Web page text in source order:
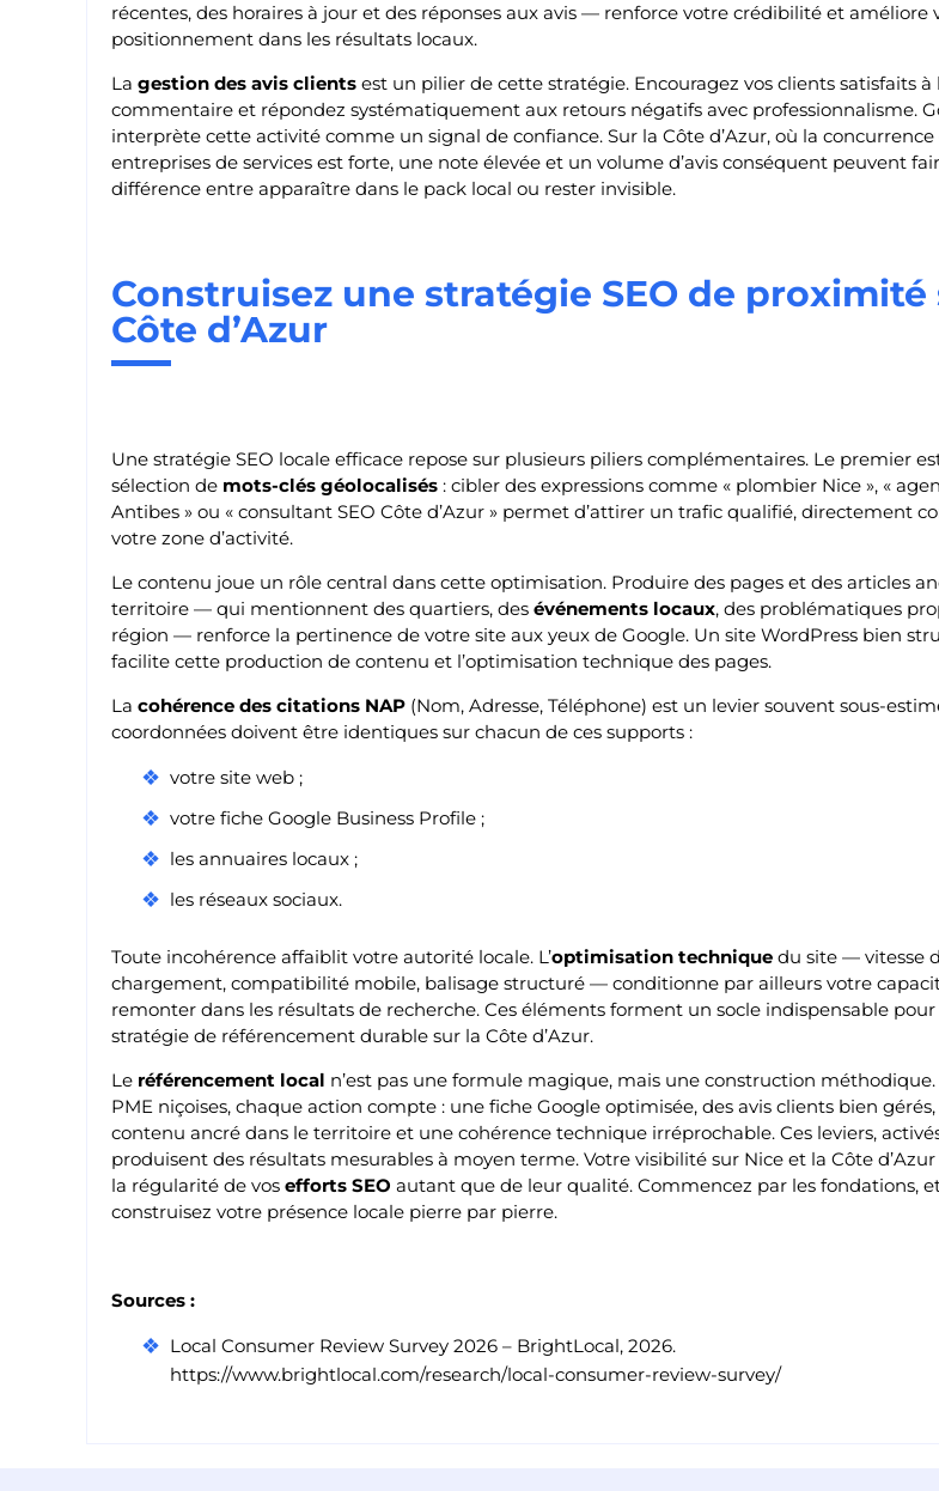
récentes, des horaires à jour et des réponses aux avis — renforce votre crédibilité et améliore
positionnement dans les résultats locaux.
La gestion des avis clients est un pilier de cette stratégie. Encouragez vos clients satisfaits à
commentaire et répondez systématiquement aux retours négatifs avec professionnalisme.
interprète cette activité comme un signal de confiance. Sur la Côte d’Azur, où la
entreprises de services est forte, une note élevée et un volume d’avis conséquent peuvent
différence entre apparaître dans le pack local ou rester invisible.
Construisez une stratégie SEO de proximité
Côte d’Azur
Une stratégie SEO locale efficace repose sur plusieurs piliers complémentaires. Le premier
sélection de mots-clés géolocalisés : cibler des expressions comme « plombier Nice », «
Antibes » ou « consultant SEO Côte d’Azur » permet d’attirer un trafic qualifié, directement
votre zone d’activité.
Le contenu joue un rôle central dans cette optimisation. Produire des pages et des articles
territoire — qui mentionnent des quartiers, des événements locaux, des problématiques
région — renforce la pertinence de votre site aux yeux de Google. Un site WordPress bien
facilite cette production de contenu et l’optimisation technique des pages.
La cohérence des citations NAP (Nom, Adresse, Téléphone) est un levier souvent sous-
coordonnées doivent être identiques sur chacun de ces supports :
votre site web ;
votre fiche Google Business Profile ;
les annuaires locaux ;
les réseaux sociaux.
Toute incohérence affaiblit votre autorité locale. L’optimisation technique du site — vitesse
chargement, compatibilité mobile, balisage structuré — conditionne par ailleurs votre
remonter dans les résultats de recherche. Ces éléments forment un socle indispensable
stratégie de référencement durable sur la Côte d’Azur.
Le référencement local n’est pas une formule magique, mais une construction méthodique.
PME niçoises, chaque action compte : une fiche Google optimisée, des avis clients bien
contenu ancré dans le territoire et une cohérence technique irréprochable. Ces leviers,
produisent des résultats mesurables à moyen terme. Votre visibilité sur Nice et la Côte
la régularité de vos efforts SEO autant que de leur qualité. Commencez par les fondations,
construisez votre présence locale pierre par pierre.
Sources :
Local Consumer Review Survey 2026 – BrightLocal, 2026.
https://www.brightlocal.com/research/local-consumer-review-survey/